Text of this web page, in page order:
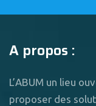
A propos :
L’ABUM un lieu
proposer des